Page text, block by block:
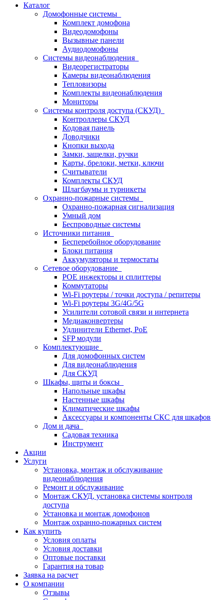
Каталог
Домофонные системы
Комплект домофона
Видеодомофоны
Вызывные панели
Аудиодомофоны
Системы видеонаблюдения
Видеорегистраторы
Камеры видеонаблюдения
Тепловизоры
Комплекты видеонаблюдения
Мониторы
Системы контроля доступа (СКУД)
Контроллеры СКУД
Кодовая панель
Доводчики
Кнопки выхода
Замки, защелки, ручки
Карты, брелоки, метки, ключи
Считыватели
Комплекты СКУД
Шлагбаумы и турникеты
Охранно-пожарные системы
Охранно-пожарная сигнализация
Умный дом
Беспроводные системы
Источники питания
Бесперебойное оборудование
Блоки питания
Аккумуляторы и термостаты
Сетевое оборудование
POE инжекторы и сплиттеры
Коммутаторы
Wi-Fi роутеры / точки доступа / репитеры
Wi-Fi роутеры 3G/4G/5G
Усилители сотовой связи и интернета
Медиаконвертеры
Удлинители Ethernet, PoE
SFP модули
Комплектующие
Для домофонных систем
Для видеонаблюдения
Для СКУД
Шкафы, щиты и боксы
Напольные шкафы
Настенные шкафы
Климатические шкафы
Аксессуары и компоненты СКС для шкафов
Дом и дача
Садовая техника
Инструмент
Акции
Услуги
Установка, монтаж и обслуживание
видеонаблюдения
Ремонт и обслуживание
Монтаж СКУД, установка системы контроля
доступа
Установка и монтаж домофонов
Монтаж охранно-пожарных систем
Как купить
Условия оплаты
Условия доставки
Оптовые поставки
Гарантия на товар
Заявка на расчет
О компании
Отзывы